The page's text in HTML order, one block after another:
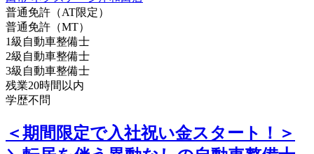
普通免許（AT限定）
普通免許（MT）
1級自動車整備士
2級自動車整備士
3級自動車整備士
残業20時間以内
学歴不問
＜期間限定で入社祝い金スタート！＞